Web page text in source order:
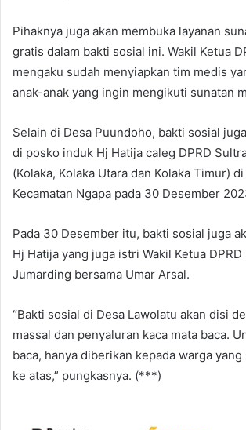
Pihaknya juga akan membuka layanan
gratis dalam bakti sosial ini. Wakil Ketua
mengaku sudah menyiapkan tim medis
anak-anak yang ingin mengikuti sunatan
Selain di Desa Puundoho, bakti sosial
di posko induk Hj Hatija caleg DPRD
(Kolaka, Kolaka Utara dan Kolaka Timur)
Kecamatan Ngapa pada 30 Desember
Pada 30 Desember itu, bakti sosial juga
Hj Hatija yang juga istri Wakil Ketua
Jumarding bersama Umar Arsal.
“Bakti sosial di Desa Lawolatu akan disi
massal dan penyaluran kaca mata baca.
baca, hanya diberikan kepada warga
ke atas,” pungkasnya. (***)